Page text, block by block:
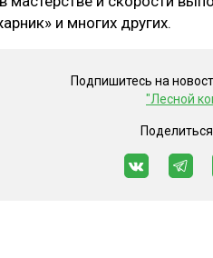
МНЕНИЕ
и многих других.
Подпишитесь на
"Лесной